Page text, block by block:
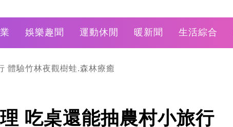
娛樂趣聞 運動休閒 暖新聞 生活綜合
體驗竹林夜觀樹蛙.森林療癒
吃桌還能抽農村小旅行